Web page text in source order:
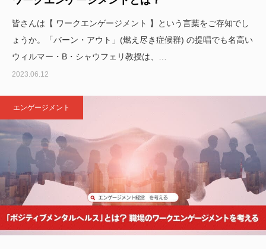
皆さんは【 ワークエンゲージメント 】という言葉をご存知でし
ょうか。「バーン・アウト」(燃え尽き症候群) の提唱でも名高い
ウィルマー・B・シャウフェリ教授は、…
2023.06.12
エンゲージメント